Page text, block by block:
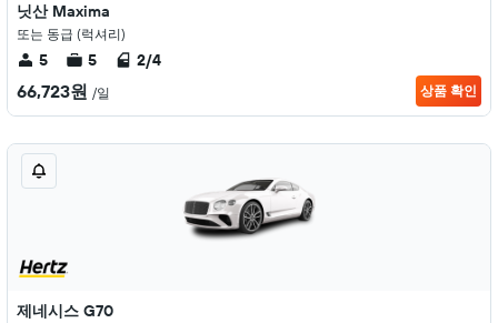
닛산 Maxima
또는 동급 (럭셔리)
5 5 2/4
66,723원 /일 상품 확인
제네시스 G70